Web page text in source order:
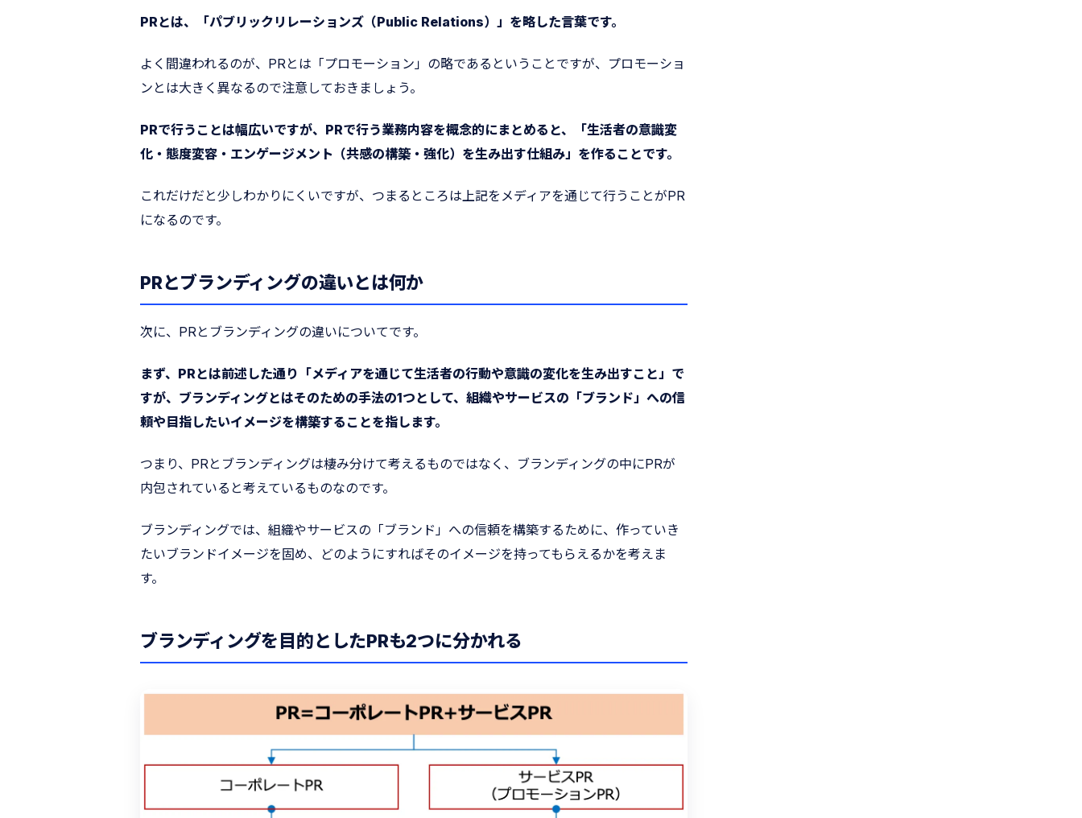
PRとは、「パブリックリレーションズ（Public Relations）」を略した言葉です。
よく間違われるのが、PRとは「プロモーション」の略であるということですが、プロモーショ
ンとは大きく異なるので注意しておきましょう。
PRで行うことは幅広いですが、PRで行う業務内容を概念的にまとめると、「生活者の意識変
化・態度変容・エンゲージメント（共感の構築・強化）を生み出す仕組み」を作ることです。
これだけだと少しわかりにくいですが、つまるところは上記をメディアを通じて行うことがPR
になるのです。
PRとブランディングの違いとは何か
次に、PRとブランディングの違いについてです。
まず、PRとは前述した通り「メディアを通じて生活者の行動や意識の変化を生み出すこと」で
すが、ブランディングとはそのための手法の1つとして、組織やサービスの「ブランド」への信
頼や目指したいイメージを構築することを指します。
つまり、PRとブランディングは棲み分けて考えるものではなく、ブランディングの中にPRが
内包されていると考えているものなのです。
ブランディングでは、組織やサービスの「ブランド」への信頼を構築するために、作っていき
たいブランドイメージを固め、どのようにすればそのイメージを持ってもらえるかを考えま
す。
ブランディングを目的としたPRも2つに分かれる